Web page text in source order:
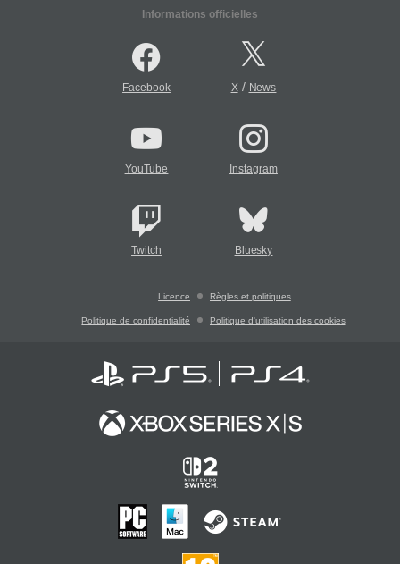
Informations officielles
Facebook X/ News
YouTube Instagram
Twitch Bluesky
Licence Règles et politiques
Politique de confidentialité Politique d'utilisation des cookies